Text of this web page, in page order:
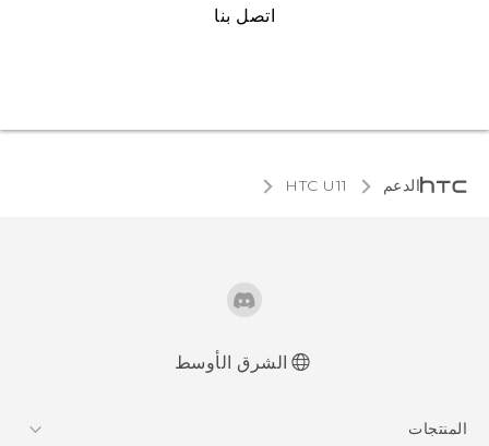
اتصل بنا
الدعم HTC U11‎
الشرق الأوسط
المنتجات